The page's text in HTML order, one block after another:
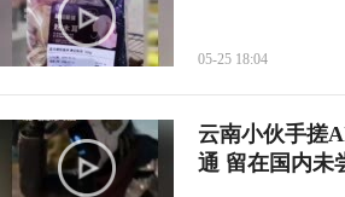
05-25 18:04
云南小伙手搓
通 留在国内未